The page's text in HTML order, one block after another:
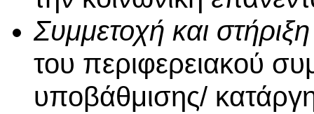
Συμμετοχή και
του περιφερειακού
υποβάθμισης/